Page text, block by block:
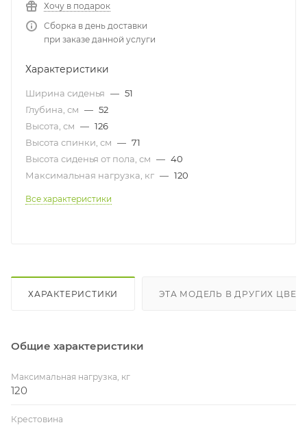
Хочу в подарок
Сборка в день доставки
при заказе данной услуги
Характеристики
Ширина сиденья — 51
Глубина, см — 52
Высота, см — 126
Высота спинки, см — 71
Высота сиденья от пола, см — 40
Максимальная нагрузка, кг — 120
Все характеристики
ХАРАКТЕРИСТИКИ ЭТА МОДЕЛЬ В ДРУГИХ
Общие характеристики
Максимальная нагрузка, кг
120
Крестовина